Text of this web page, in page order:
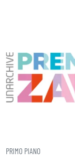
PRIMO PIANO